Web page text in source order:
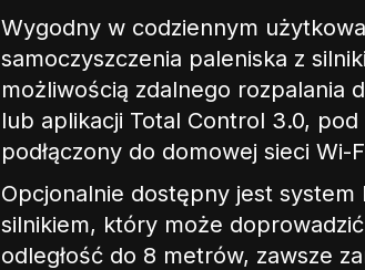
Wygodny w codziennym
samoczyszczenia paleniska z
możliwością zdalnego rozpalania
lub aplikacji Total Control 3.0,
podłączony do domowej sieci Wi-
Opcjonalnie dostępny jest
silnikiem, który może
odległość do 8 metrów, zawsze